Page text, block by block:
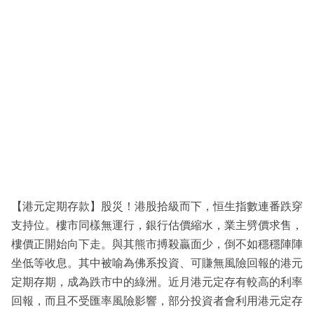
【港元定期存款】股災！港股拾級而下，恒生指數連番跌穿
支持位。樓市同樣無運行，銀行估價縮水，業主劈價求售，
樓價正開始向下走。與其熊市搏殺贏面少，倒不如穩穩陣陣
坐低等收息。其中被喻為佛系投資、可賺無風險回報的港元
定期存期，成為跌市中的綠洲。近月港元定存有較高的利率
回報，而且不受匯率風險影響，部分投資者會利用港元定存